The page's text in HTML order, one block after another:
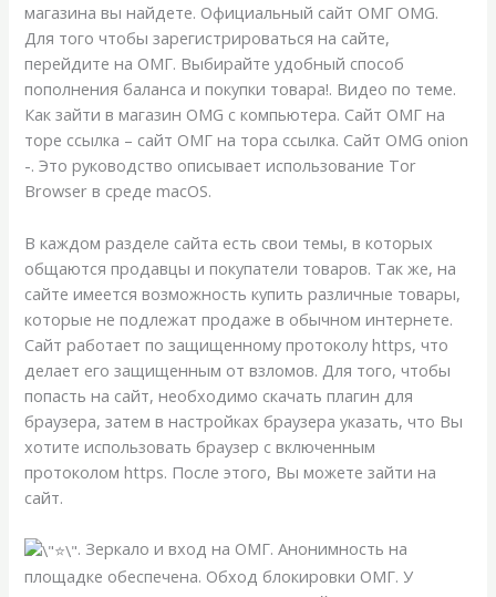
магазина вы найдете. Официальный сайт ОМГ OMG.
Для того чтобы зарегистрироваться на сайте,
перейдите на ОМГ. Выбирайте удобный способ
пополнения баланса и покупки товара!. Видео по теме.
Как зайти в магазин OMG с компьютера. Сайт ОМГ на
торе ссылка – сайт ОМГ на тора ссылка. Сайт OMG onion
-. Это руководство описывает использование Tor
Browser в среде macOS.
В каждом разделе сайта есть свои темы, в которых
общаются продавцы и покупатели товаров. Так же, на
сайте имеется возможность купить различные товары,
которые не подлежат продаже в обычном интернете.
Сайт работает по защищенному протоколу https, что
делает его защищенным от взломов. Для того, чтобы
попасть на сайт, необходимо скачать плагин для
браузера, затем в настройках браузера указать, что Вы
хотите использовать браузер с включенным
протоколом https. После этого, Вы можете зайти на
сайт.
. Зеркало и вход на ОМГ. Анонимность на
площадке обеспечена. Обход блокировки ОМГ. У